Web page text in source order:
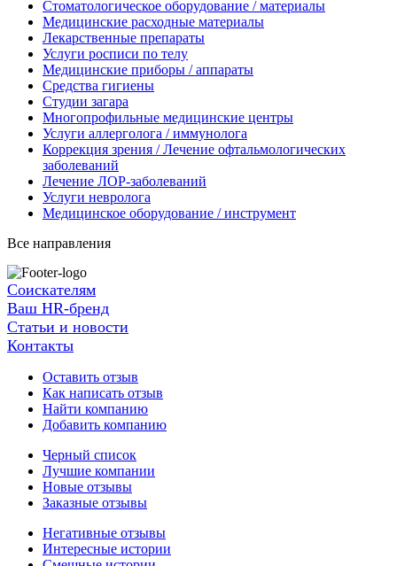
Стоматологическое оборудование / материалы
Медицинские расходные материалы
Лекарственные препараты
Услуги росписи по телу
Медицинские приборы / аппараты
Средства гигиены
Студии загара
Многопрофильные медицинские центры
Услуги аллерголога / иммунолога
Коррекция зрения / Лечение офтальмологических
заболеваний
Лечение ЛОР-заболеваний
Услуги невролога
Медицинское оборудование / инструмент
Все направления
Соискателям
Ваш HR-бренд
Статьи и новости
Контакты
Оставить отзыв
Как написать отзыв
Найти компанию
Добавить компанию
Черный список
Лучшие компании
Новые отзывы
Заказные отзывы
Негативные отзывы
Интересные истории